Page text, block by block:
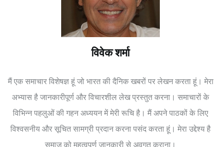
विवेक शर्मा
मैं एक समाचार विशेषज्ञ हूं जो भारत की दैनिक खबरों पर लेखन करता हूं। मेरा
अभ्यास है जानकारीपूर्ण और विचारशील लेख प्रस्तुत करना। समाचारों के
विभिन्न पहलुओं की गहन अध्ययन में मेरी रूचि है। मैं अपने पाठकों के लिए
विश्वसनीय और सूचित सामग्री प्रदान करना पसंद करता हूं। मेरा उद्देश्य है
समाज को महत्वपूर्ण जानकारी से अवगत कराना।